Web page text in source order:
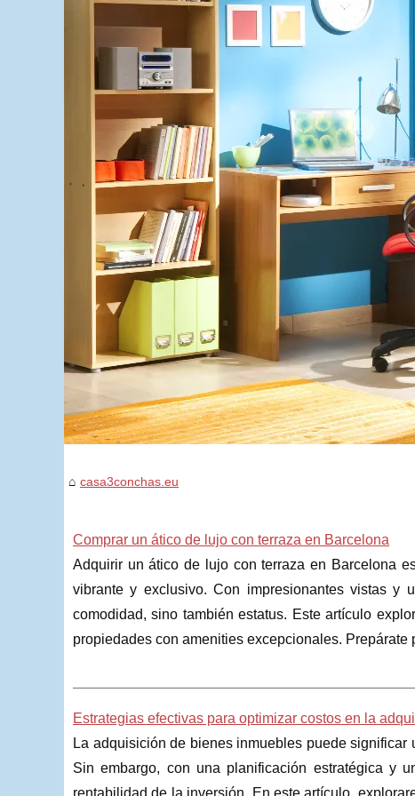
casa3conchas.eu
Comprar un ático de lujo con terraza en Barcelona
Adquirir un ático de lujo con terraza en Barcelona
vibrante y exclusivo. Con impresionantes vistas y
comodidad, sino también estatus. Este artículo
propiedades con amenities excepcionales. Prepárate
Estrategias efectivas para optimizar costos en la
La adquisición de bienes inmuebles puede
Sin embargo, con una planificación estratégica y
rentabilidad de la inversión. En este artículo,